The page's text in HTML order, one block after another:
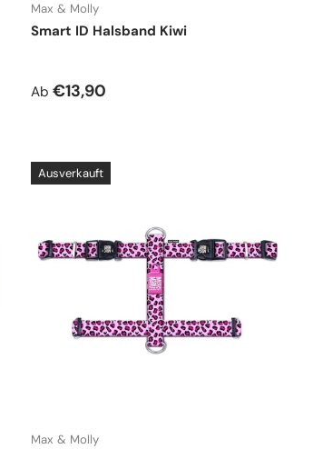
Max & Molly
Smart ID Halsband Kiwi
Normaler Preis
Ab €13,90
Ausverkauft
Max & Molly